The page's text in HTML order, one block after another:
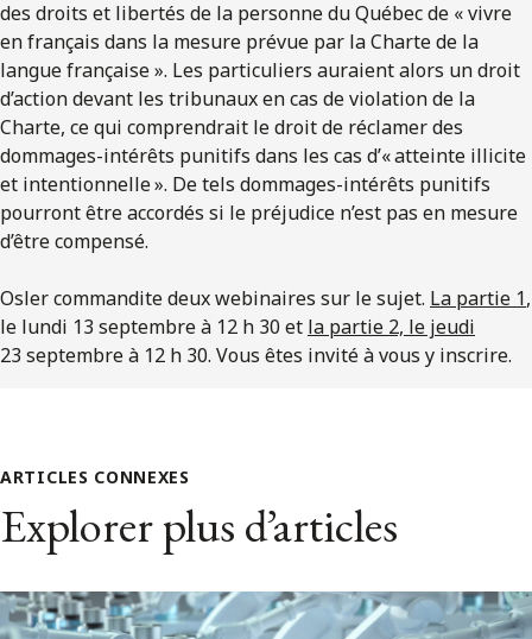
des droits et libertés de la personne du Québec de « vivre
en français dans la mesure prévue par la Charte de la
langue française ». Les particuliers auraient alors un droit
d’action devant les tribunaux en cas de violation de la
Charte, ce qui comprendrait le droit de réclamer des
dommages-intérêts punitifs dans les cas d’« atteinte illicite
et intentionnelle ». De tels dommages-intérêts punitifs
pourront être accordés si le préjudice n’est pas en mesure
d’être compensé.
Osler commandite deux webinaires sur le sujet. La partie 1,
le lundi 13 septembre à 12 h 30 et la partie 2, le jeudi
23 septembre à 12 h 30. Vous êtes invité à vous y inscrire.
ARTICLES CONNEXES
Explorer plus d’articles